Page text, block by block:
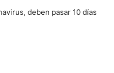
deben pasar 10 días